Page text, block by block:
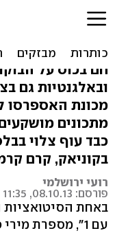
עוף
חם בכוס על
ובאלגנטיות גם
מתכונים
כבד עוף צלוי
בקוניאק, קרם
רועי ירושלמי
פורסם: 08.10.13, 11:35
באחת
עם 1", מספרת